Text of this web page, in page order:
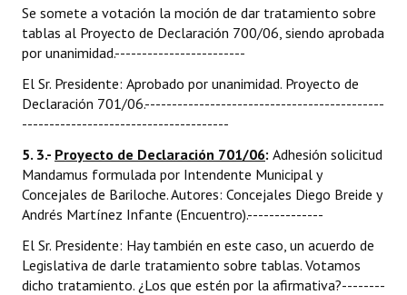
Se somete a votación la moción de dar tratamiento sobre
tablas al Proyecto de Declaración 700/06, siendo aprobada
por unanimidad.------------------------
El Sr. Presidente: Aprobado por unanimidad. Proyecto de
Declaración 701/06.--------------------------------------------
--------------------------------------
5. 3.- Proyecto de Declaración 701/06: Adhesión solicitud
Mandamus formulada por Intendente Municipal y
Concejales de Bariloche. Autores: Concejales Diego Breide y
Andrés Martínez Infante (Encuentro).--------------
El Sr. Presidente: Hay también en este caso, un acuerdo de
Legislativa de darle tratamiento sobre tablas. Votamos
dicho tratamiento. ¿Los que estén por la afirmativa?--------